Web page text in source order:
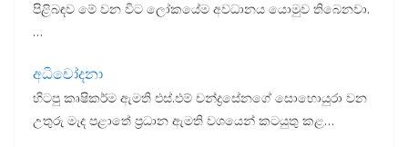
පිළිබඳව මේ වන විට ලෝකයේම අවධානය යොමුව තිබෙනවා.
…
අධිචෝදනා
හිටපු කෘෂිකර්ම ඇමති එස්.එම් චන්ද්‍රසේනගේ සොහොයුරා වන
උතුරු මැද පළාතේ ප්‍රධාන ඇමති වශයෙන් කටයුතු කළ…